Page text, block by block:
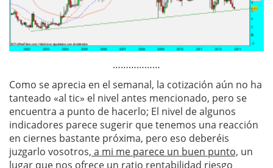
………………
Como se aprecia en el semanal, la cotización aún no ha
tanteado «al tic» el nivel antes mencionado, pero se
encuentra a punto de hacerlo; El nivel de algunos
indicadores parece sugerir que tenemos una reacción
en ciernes bastante próxima, pero eso deberéis
juzgarlo vosotros, a mi me parece un buen punto, un
lugar que nos ofrece un ratio rentabilidad riesgo